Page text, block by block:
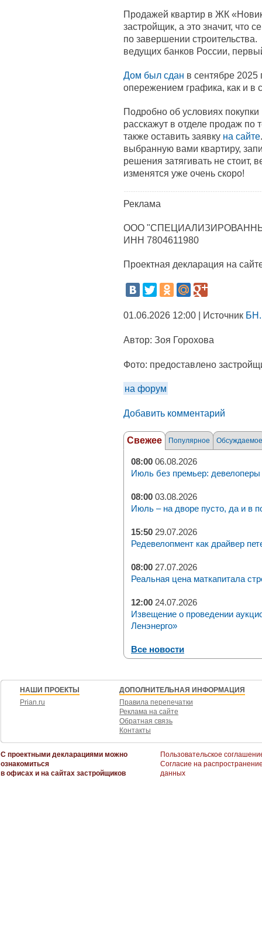
Продажей квартир в ЖК
застройщик, а это значит, что
по завершении
ведущих банков России,
Дом был сдан в сентябре 2025
опережением графика, как и в
Подробно об условиях
расскажут в отделе продаж
также оставить заявку на сайте
выбранную вами квартиру,
решения затягивать не стоит,
изменятся уже очень скоро!
Реклама
ООО
ИНН 7804611980
Проектная декларация на
01.06.2026 12:00 | Источник
Автор: Зоя Горохова
Фото: предоставлено
на форум
Добавить комментарий
Свежее Популярное Обсуждаемое
08:00 06.08.2026
Июль без премьер: девелоперы
08:00 03.08.2026
Июль – на дворе пусто, да и в
15:50 29.07.2026
Редевелопмент как драйвер
08:00 27.07.2026
Реальная цена маткапитала
12:00 24.07.2026
Извещение о проведении
Ленэнерго»
Все новости
НАШИ ПРОЕКТЫ
Prian.ru
ДОПОЛНИТЕЛЬНАЯ ИНФОРМАЦИЯ
Правила перепечатки
Реклама на сайте
Обратная связь
Контакты
С проектными декларациями можно
ознакомиться
в офисах и на сайтах застройщиков
Пользовательское
Согласие на
данных